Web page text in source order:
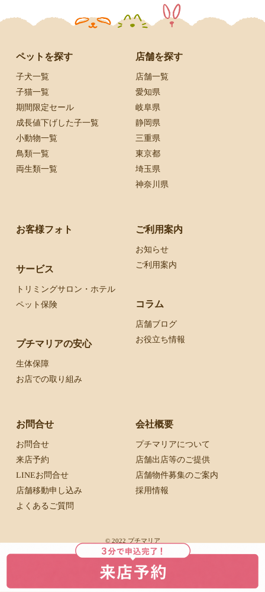
ペットを探す
子犬一覧
子猫一覧
期間限定セール
成長値下げした子一覧
小動物一覧
鳥類一覧
両生類一覧
店舗を探す
店舗一覧
愛知県
岐阜県
静岡県
三重県
東京都
埼玉県
神奈川県
お客様フォト
サービス
トリミングサロン・ホテル
ペット保険
プチマリアの安心
生体保障
お店での取り組み
ご利用案内
お知らせ
ご利用案内
コラム
店舗ブログ
お役立ち情報
お問合せ
お問合せ
来店予約
LINEお問合せ
店舗移動申し込み
よくあるご質問
会社概要
プチマリアについて
店舗出店等のご提供
店舗物件募集のご案内
採用情報
© 2022 プチマリア